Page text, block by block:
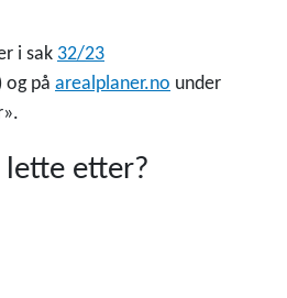
i sak 32/23
og på arealplaner.no under
lette etter?